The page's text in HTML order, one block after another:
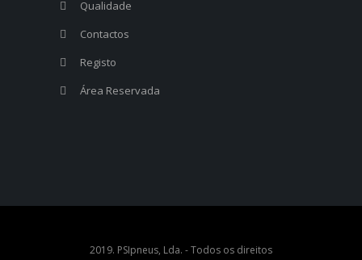
Qualidade
Contactos
Registo
Área Reservada
2019. PSIpneus, Lda. - Todos os direitos